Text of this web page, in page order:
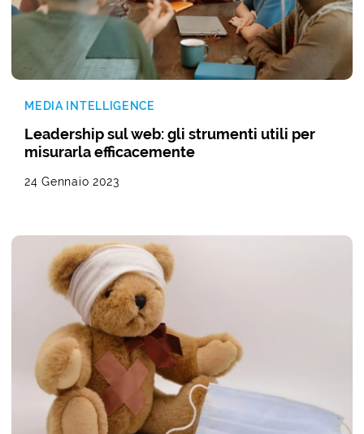
MEDIA INTELLIGENCE
Leadership sul web: gli strumenti utili per
misurarla efficacemente
24 Gennaio 2023